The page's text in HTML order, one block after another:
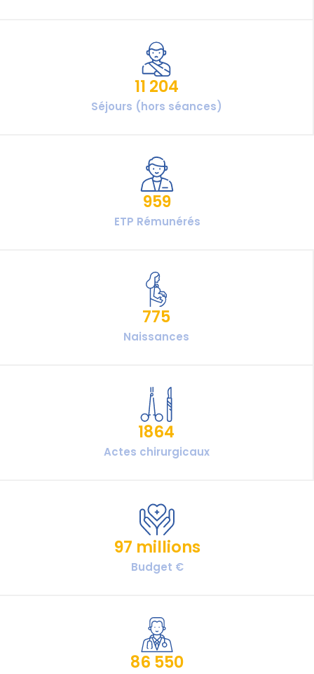
11 204
Séjours (hors séances)
959
ETP Rémunérés
775
Naissances
1864
Actes chirurgicaux
97 millions
Budget €
86 550